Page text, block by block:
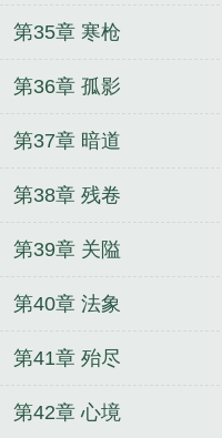
第35章 寒枪
第36章 孤影
第37章 暗道
第38章 残卷
第39章 关隘
第40章 法象
第41章 殆尽
第42章 心境